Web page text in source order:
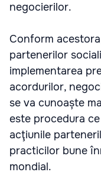
negocierilor.
Conform
partenerilor
implementarea
acordurilor,
se va cunoaște
este procedura
acţiunile
practicilor bune
mondial.